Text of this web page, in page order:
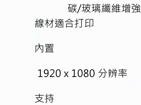
碳/玻璃纖維增強
線材適合打印
內置
1920 x 1080 分辨率
支持